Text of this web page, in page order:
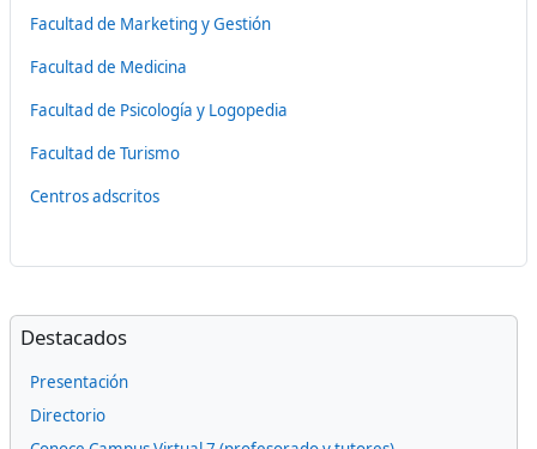
Facultad de Marketing y Gestión
Facultad de Medicina
Facultad de Psicología y Logopedia
Facultad de Turismo
Centros adscritos
Bloques
Omitir Destacados
Destacados
Presentación
Directorio